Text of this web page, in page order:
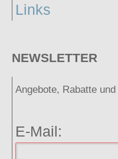
Links
NEWSLETTER
Angebote, Rabatte
E-Mail: